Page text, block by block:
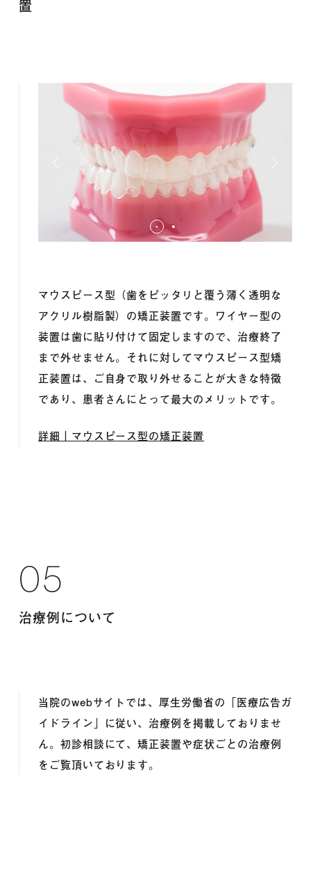
置
マウスピース型（歯をピッタリと覆う薄く透明な
アクリル樹脂製）の矯正装置です。ワイヤー型の
装置は歯に貼り付けて固定しますので、治療終了
まで外せません。それに対してマウスピース型矯
正装置は、ご自身で取り外せることが大きな特徴
であり、患者さんにとって最大のメリットです。
詳細｜マウスピース型の矯正装置
05
治療例について
当院のwebサイトでは、厚生労働省の「医療広告ガ
イドライン」に従い、治療例を掲載しておりませ
ん。初診相談にて、矯正装置や症状ごとの治療例
をご覧頂いております。